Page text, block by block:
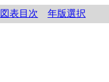
図表目次 年版選択